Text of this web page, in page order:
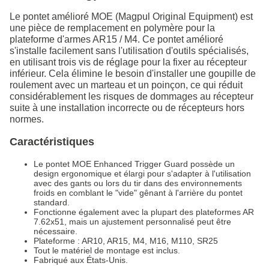
Le pontet amélioré MOE (Magpul Original Equipment) est
une pièce de remplacement en polymère pour la
plateforme d'armes AR15 / M4. Ce pontet amélioré
s'installe facilement sans l'utilisation d'outils spécialisés,
en utilisant trois vis de réglage pour la fixer au récepteur
inférieur. Cela élimine le besoin d'installer une goupille de
roulement avec un marteau et un poinçon, ce qui réduit
considérablement les risques de dommages au récepteur
suite à une installation incorrecte ou de récepteurs hors
normes.
Caractéristiques
Le pontet MOE Enhanced Trigger Guard possède un
design ergonomique et élargi pour s'adapter à l'utilisation
avec des gants ou lors du tir dans des environnements
froids en comblant le "vide" gênant à l'arrière du pontet
standard.
Fonctionne également avec la plupart des plateformes AR
7.62x51, mais un ajustement personnalisé peut être
nécessaire.
Plateforme : AR10, AR15, M4, M16, M110, SR25
Tout le matériel de montage est inclus.
Fabriqué aux États-Unis.